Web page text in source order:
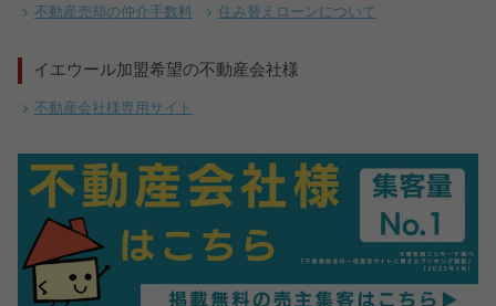
不動産売却の仲介手数料 住み替えローンについて
イエウール加盟希望の不動産会社様
不動産会社様専用サイト